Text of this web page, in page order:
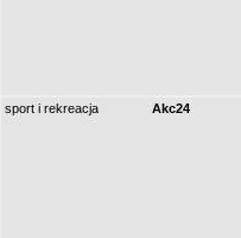
sport i rekreacja Akc24